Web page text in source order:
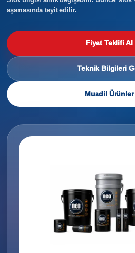
aşamasında teyit edilir.
Fiyat Teklifi Al
Teknik Bilgileri
Muadil Ürünler